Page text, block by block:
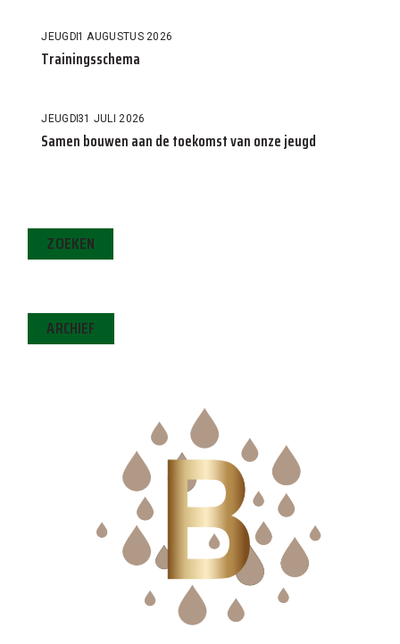
JEUGD1 AUGUSTUS 2026
Trainingsschema
JEUGD31 JULI 2026
Samen bouwen aan de toekomst van onze jeugd
ZOEKEN
ARCHIEF